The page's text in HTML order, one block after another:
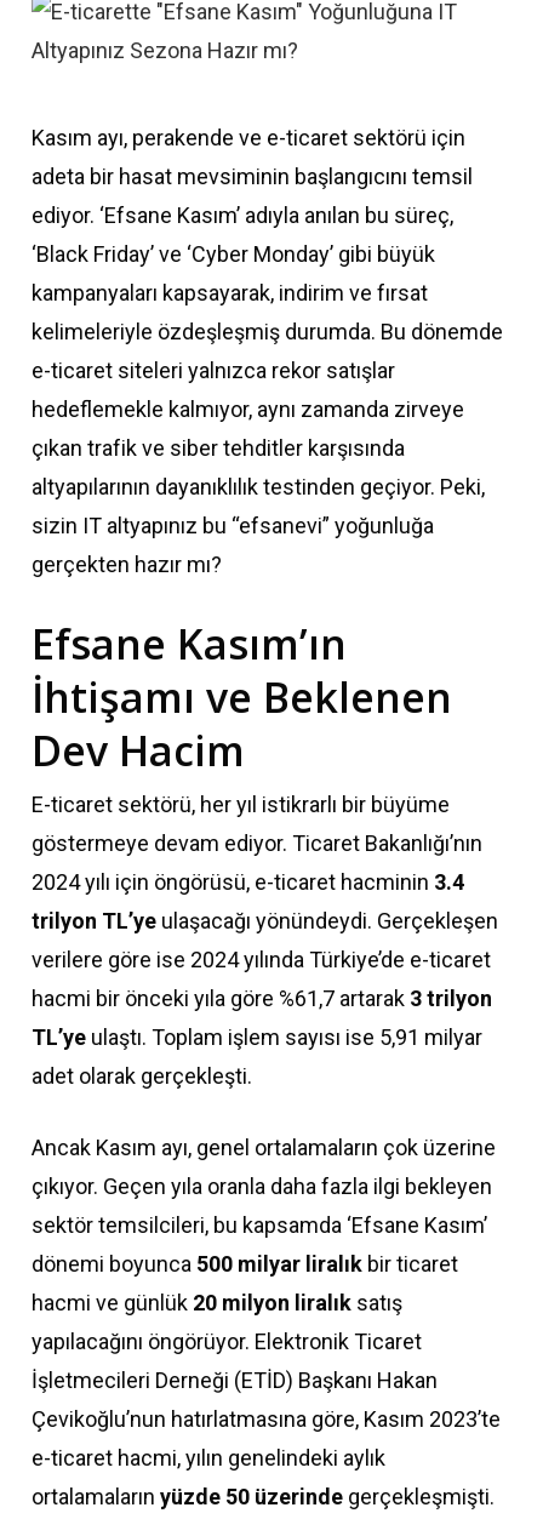
Kasım ayı, perakende ve e-ticaret sektörü için
adeta bir hasat mevsiminin başlangıcını temsil
ediyor. ‘Efsane Kasım’ adıyla anılan bu süreç,
‘Black Friday’ ve ‘Cyber Monday’ gibi büyük
kampanyaları kapsayarak, indirim ve fırsat
kelimeleriyle özdeşleşmiş durumda. Bu dönemde
e-ticaret siteleri yalnızca rekor satışlar
hedeflemekle kalmıyor, aynı zamanda zirveye
çıkan trafik ve siber tehditler karşısında
altyapılarının dayanıklılık testinden geçiyor. Peki,
sizin IT altyapınız bu “efsanevi” yoğunluğa
gerçekten hazır mı?
Efsane Kasım’ın
İhtişamı ve Beklenen
Dev Hacim
E-ticaret sektörü, her yıl istikrarlı bir büyüme
göstermeye devam ediyor. Ticaret Bakanlığı’nın
2024 yılı için öngörüsü, e-ticaret hacminin 3.4
trilyon TL’yeulaşacağı yönündeydi. Gerçekleşen
verilere göre ise 2024 yılında Türkiye’de e-ticaret
hacmi bir önceki yıla göre %61,7 artarak 3 trilyon
TL’yeulaştı. Toplam işlem sayısı ise 5,91 milyar
adet olarak gerçekleşti.
Ancak Kasım ayı, genel ortalamaların çok üzerine
çıkıyor. Geçen yıla oranla daha fazla ilgi bekleyen
sektör temsilcileri, bu kapsamda ‘Efsane Kasım’
dönemi boyunca 500 milyar liralıkbir ticaret
hacmi ve günlük 20 milyon liralıksatış
yapılacağını öngörüyor. Elektronik Ticaret
İşletmecileri Derneği (ETİD) Başkanı Hakan
Çevikoğlu’nun hatırlatmasına göre, Kasım 2023’te
e-ticaret hacmi, yılın genelindeki aylık
ortalamaların yüzde 50 üzerindegerçekleşmişti.